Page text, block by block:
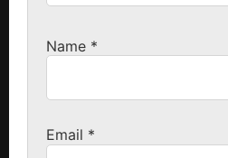
Name *
Email *